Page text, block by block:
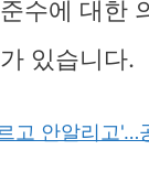
수에 대한
있습니다.
고 안알리고'…